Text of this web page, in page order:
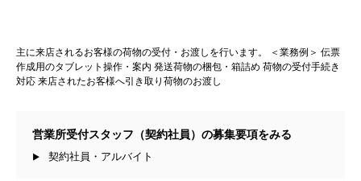
主に来店されるお客様の荷物の受付・お渡しを行います。 ＜業務例＞ 伝票
作成用のタブレット操作・案内 発送荷物の梱包・箱詰め 荷物の受付手続き
対応 来店されたお客様へ引き取り荷物のお渡し
営業所受付スタッフ（契約社員）の募集要項をみる
契約社員・アルバイト